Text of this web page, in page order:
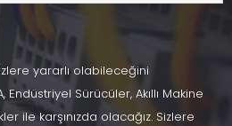
yararlı olabileceğini
Endüstriyel Sürücüler, Akıllı Makine
ile karşınızda olacağız. Sizlere